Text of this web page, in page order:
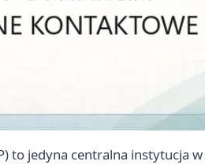
to jedyna centralna instytucja